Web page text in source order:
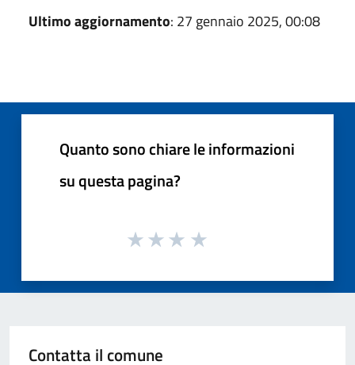
Ultimo aggiornamento: 27 gennaio 2025, 00:08
Quanto sono chiare le informazioni
su questa pagina?
Contatta il comune